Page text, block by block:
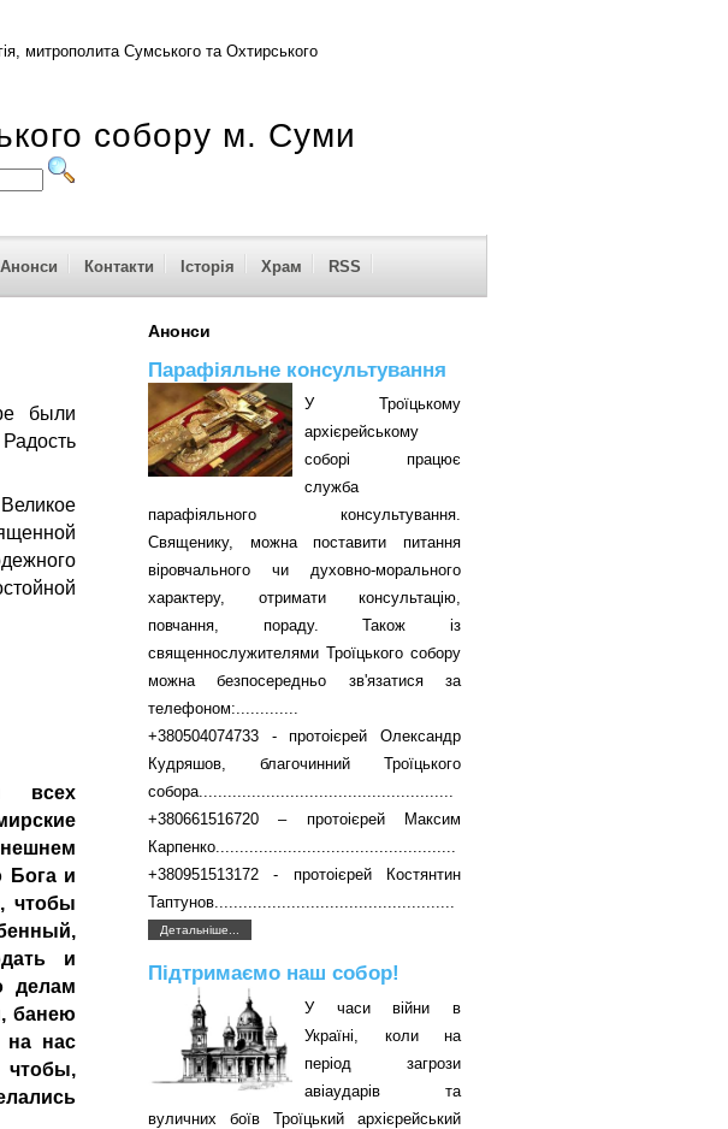
митрополита Сумського та Охтирського
собору м. Суми
Анонси Контакти Історія Храм RSS
были
всех
Бога и
чтобы
и
делам
банею
на нас
Анонси
Парафіяльне консультування
У Троїцькому
архієрейському
соборі працює
служба
парафіяльного консультування.
Священику, можна поставити питання
віровчального чи духовно-морального
характеру, отримати консультацію,
повчання, пораду. Також із
священнослужителями Троїцького собору
можна безпосередньо зв'язатися за
телефоном:.............
+380504074733 - протоієрей Олександр
Кудряшов, благочинний Троїцького
собора.....................................................
+380661516720 – протоієрей Максим
Карпенко..................................................
+380951513172 - протоієрей Костянтин
Таптунов..................................................
Детальніше...
Підтримаємо наш собор!
У часи війни в
Україні, коли на
період загрози
авіаударів та
вуличних боїв Троїцький архієрейський